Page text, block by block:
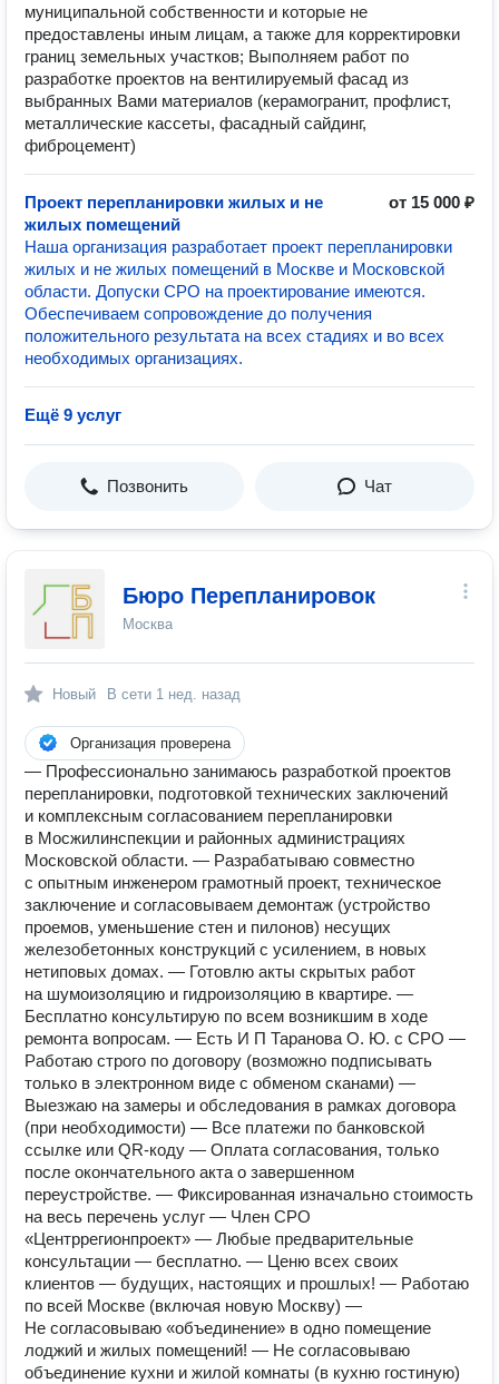
муниципальной собственности и которые не
предоставлены иным лицам, а также для корректировки
границ земельных участков; Выполняем работ по
разработке проектов на вентилируемый фасад из
выбранных Вами материалов (керамогранит, профлист,
металлические кассеты, фасадный сайдинг,
фиброцемент)
Проект перепланировки жилых и не
жилых помещений
от 15 000 ₽
Наша организация разработает проект перепланировки
жилых и не жилых помещений в Москве и Московской
области. Допуски СРО на проектирование имеются.
Обеспечиваем сопровождение до получения
положительного результата на всех стадиях и во всех
необходимых организациях.
Ещё 9 услуг
Позвонить Чат
Бюро Перепланировок
Москва
Новый В сети 1 нед. назад
Организация проверена
— Профессионально занимаюсь разработкой проектов
перепланировки, подготовкой технических заключений
и комплексным согласованием перепланировки
в Мосжилинспекции и районных администрациях
Московской области. — Разрабатываю совместно
с опытным инженером грамотный проект, техническое
заключение и согласовываем демонтаж (устройство
проемов, уменьшение стен и пилонов) несущих
железобетонных конструкций с усилением, в новых
нетиповых домах. — Готовлю акты скрытых работ
на шумоизоляцию и гидроизоляцию в квартире. —
Бесплатно консультирую по всем возникшим в ходе
ремонта вопросам. — Есть И П Таранова О. Ю. с СРО —
Работаю строго по договору (возможно подписывать
только в электронном виде с обменом сканами) —
Выезжаю на замеры и обследования в рамках договора
(при необходимости) — Все платежи по банковской
ссылке или QR-коду — Оплата согласования, только
после окончательного акта о завершенном
переустройстве. — Фиксированная изначально стоимость
на весь перечень услуг — Член СРО
«Центррегионпроект» — Любые предварительные
консультации — бесплатно. — Ценю всех своих
клиентов — будущих, настоящих и прошлых! — Работаю
по всей Москве (включая новую Москву) ️—
Не согласовываю «объединение» в одно помещение
лоджий и жилых помещений! ️— Не согласовываю
объединение кухни и жилой комнаты (в кухню гостиную)